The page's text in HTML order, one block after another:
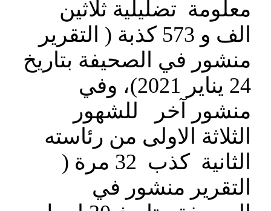
معلومة تضليلية ثلاثين
الف و 573 كذبة ( التقرير
منشور في الصحيفة بتاريخ
24 يناير 2021)، وفي
منشور آخر للشهور
الثلاثة الاولى من رئاسته
الثانية كذب 32 مرة (
التقرير منشور في